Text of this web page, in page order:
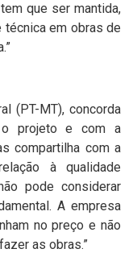
que ser mantida,
técnica em obras de
(PT-MT), concorda
o projeto e com a
compartilha com a
à qualidade
pode considerar
A empresa
no preço e não
as obras.”